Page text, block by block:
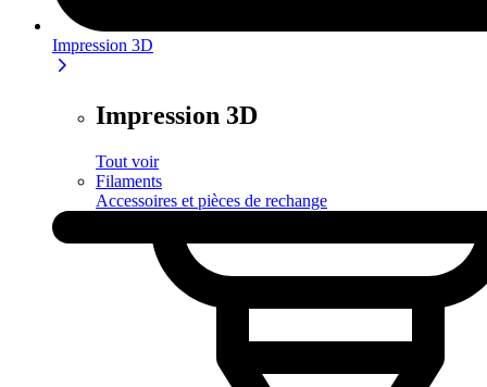
Impression 3D
Impression 3D
Tout voir
Filaments
Accessoires et pièces de rechange